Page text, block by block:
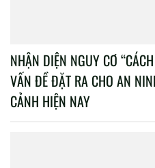
NHẬN DIỆN NGUY CƠ
VẤN ĐỀ ĐẶT RA CHO AN
CẢNH HIỆN NAY